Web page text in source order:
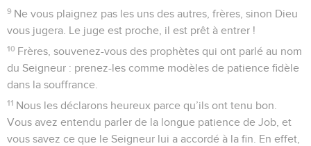
9 Ne vous plaignez pas les uns des autres, frères, sinon Dieu
vous jugera. Le juge est proche, il est prêt à entrer !
10 Frères, souvenez-vous des prophètes qui ont parlé au nom
du Seigneur : prenez-les comme modèles de patience fidèle
dans la souffrance.
11 Nous les déclarons heureux parce qu’ils ont tenu bon.
Vous avez entendu parler de la longue patience de Job, et
vous savez ce que le Seigneur lui a accordé à la fin. En effet,